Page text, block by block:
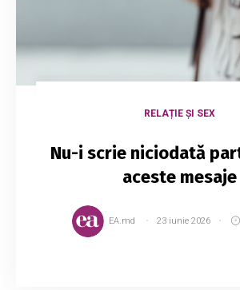
RELAȚIE ȘI SEX
Nu-i scrie niciodată
aceste mesaje
EA.md 23 iunie 2026